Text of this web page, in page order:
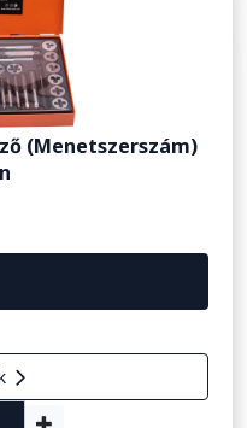
(Menetszerszám)